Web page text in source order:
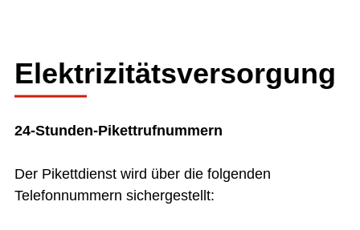
Elektrizitätsversorgung
24-Stunden-Pikettrufnummern
Der Pikettdienst wird über die folgenden
Telefonnummern sichergestellt: